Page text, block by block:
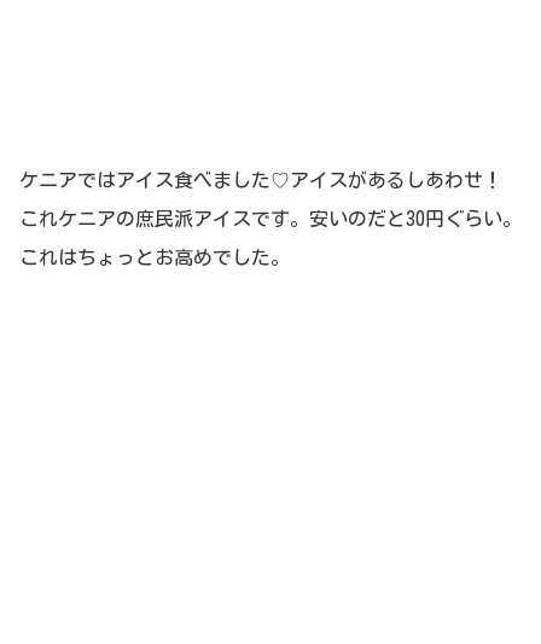
ケニアではアイス食べました♡アイスがあるしあわせ！
これケニアの庶民派アイスです。安いのだと30円ぐらい。
これはちょっとお高めでした。